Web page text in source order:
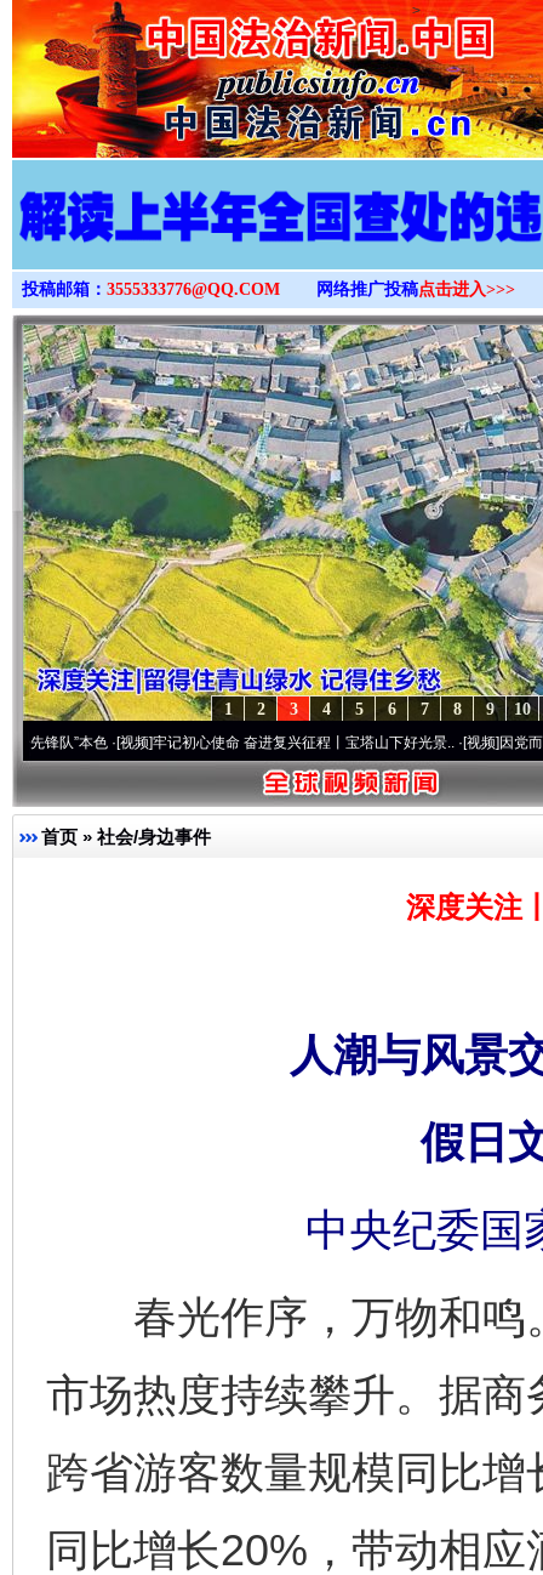
>
投稿邮箱： 3555333776@QQ.COM 网络推广投稿点击进入>>>
10
9
8
7
6
5
4
3
2
1
本色·[视频]牢记初心使命 奋进复兴征程丨宝塔山下好光景..·[视频]因党而生 为党而
首页 » 社会/身边事件
深度关注
人潮与风景
假日
中央纪委国
春光作序，万物和鸣
市场热度持续攀升。据
跨省游客数量规模同比
同比增长20%，带动相